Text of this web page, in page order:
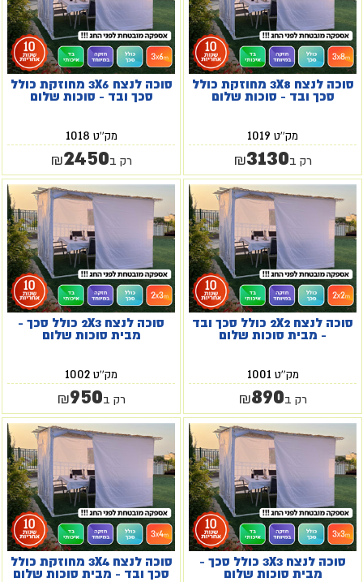
סוכה לנצח 3X8 מחוזקת כולל
סכך ובד - סוכות שלום
מק''ט 1019
רק ב ₪3130
סוכה לנצח 3X6 מחוזקת כולל
סכך ובד - סוכות שלום
מק''ט 1018
רק ב ₪2450
סוכה לנצח 2X2 כולל סכך ובד
- מבית סוכות שלום
מק''ט 1001
רק ב ₪890
סוכה לנצח 2X3 כולל סכך -
מבית סוכות שלום
מק''ט 1002
רק ב ₪950
סוכה לנצח 3X3 כולל סכך -
מבית סוכות שלום
סוכה לנצח 3X4 מחוזקת כולל
סכך ובד - מבית סוכות שלום